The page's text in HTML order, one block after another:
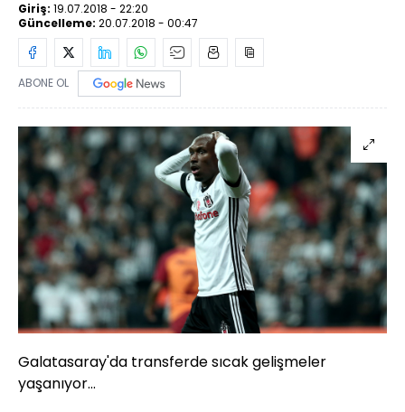
Giriş: 19.07.2018 - 22:20
Güncelleme: 20.07.2018 - 00:47
ABONE OL
Galatasaray'da transferde sıcak gelişmeler
yaşanıyor...